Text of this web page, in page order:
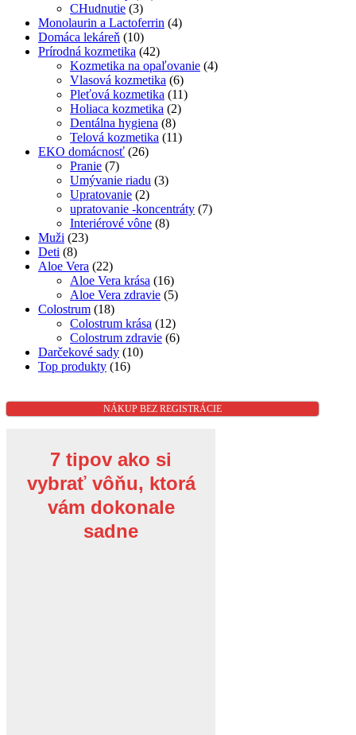
CHudnutie (3)
Monolaurin a Lactoferrin (4)
Domáca lekáreň (10)
Prírodná kozmetika (42)
Kozmetika na opaľovanie (4)
Vlasová kozmetika (6)
Pleťová kozmetika (11)
Holiaca kozmetika (2)
Dentálna hygiena (8)
Telová kozmetika (11)
EKO domácnosť (26)
Pranie (7)
Umývanie riadu (3)
Upratovanie (2)
upratovanie -koncentráty (7)
Interiérové vône (8)
Muži (23)
Deti (8)
Aloe Vera (22)
Aloe Vera krása (16)
Aloe Vera zdravie (5)
Colostrum (18)
Colostrum krása (12)
Colostrum zdravie (6)
Darčekové sady (10)
Top produkty (16)
NÁKUP BEZ REGISTRÁCIE
7 tipov ako si
vybrať vôňu, ktorá
vám dokonale
sadne